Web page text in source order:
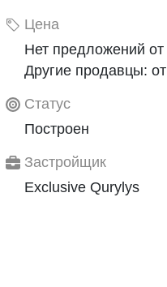
Цена
Нет предложений от
Другие продавцы:
Статус
Построен
Застройщик
Exclusive Qurylys